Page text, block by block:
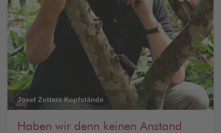
Josef Zotters Kopfstände
Haben wir denn keinen Anstand